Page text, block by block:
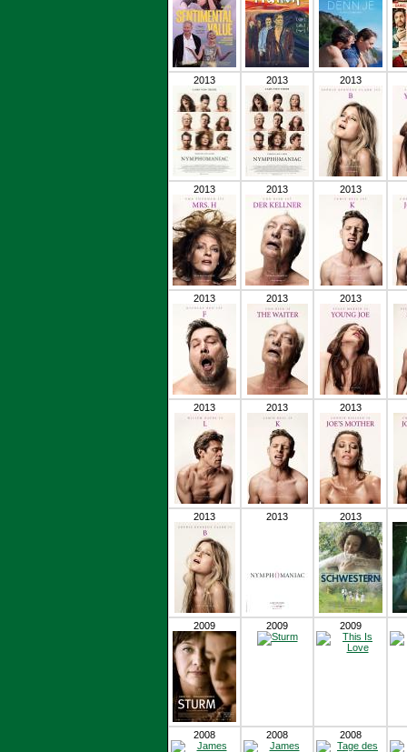
2013 2013 2013
2013 2013 2013
2013 2013 2013
2013 2013 2013
2013 2013 2013
2009 2009 2009
2008 2008 2008